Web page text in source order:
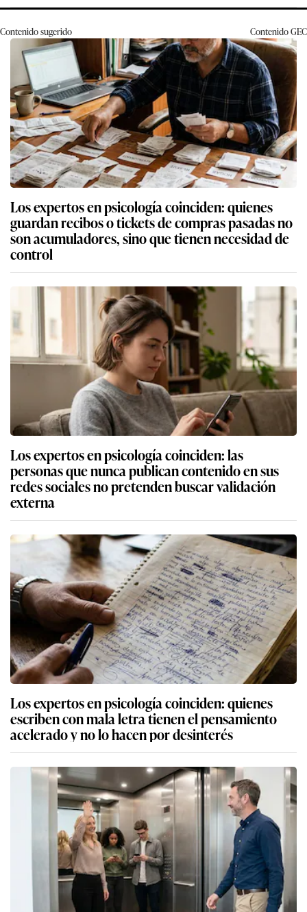
Contenido sugerido ContenidoGEC
Los expertos en psicología coinciden: quienes
guardan recibos o tickets de compras pasadas no
son acumuladores, sino que tienen necesidad de
control
Los expertos en psicología coinciden: las
personas que nunca publican contenido en sus
redes sociales no pretenden buscar validación
externa
Los expertos en psicología coinciden: quienes
escriben con mala letra tienen el pensamiento
acelerado y no lo hacen por desinterés